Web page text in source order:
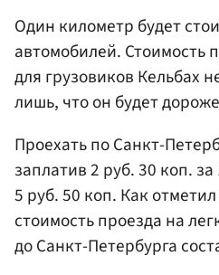
Один километр будет
автомобилей. Стоимость
для грузовиков Кельбах
лишь, что он будет
Проехать по Санкт-
заплатив 2 руб. 30 коп.
5 руб. 50 коп. Как
стоимость проезда на
до Санкт-Петербурга